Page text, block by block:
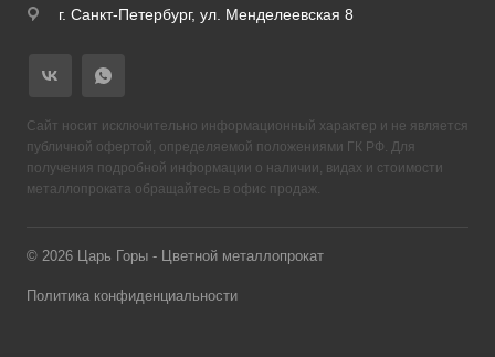
г. Санкт-Петербург, ул. Менделеевская 8
Сайт носит исключительно информационный характер и не является
публичной офертой, определяемой положениями ГК РФ. Для
получения подробной информации о наличии, видах и стоимости
металлопроката обращайтесь в офис продаж.
© 2026 Царь Горы - Цветной металлопрокат
Политика конфиденциальности